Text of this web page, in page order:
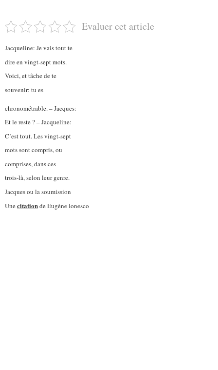
Evaluer cet article
Jacqueline: Je vais tout te
dire en vingt-sept mots.
Voici, et tâche de te
souvenir: tu es
chronométrable. – Jacques:
Et le reste ? – Jacqueline:
C’est tout. Les vingt-sept
mots sont compris, ou
comprises, dans ces
trois-là, selon leur genre.
Jacques ou la soumission
Unecitationde Eugène Ionesco